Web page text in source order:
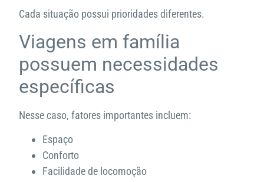
Cada situação possui prioridades diferentes.
Viagens em família
possuem necessidades
específicas
Nesse caso, fatores importantes incluem:
Espaço
Conforto
Facilidade de locomoção